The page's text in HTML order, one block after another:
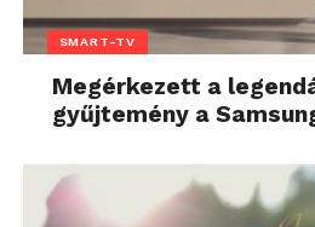
SMART-TV
Megérkezett a
gyűjtemény a